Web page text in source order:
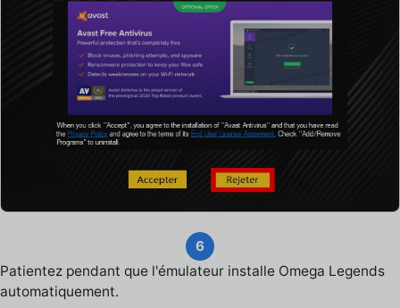
6
Patientez pendant que l'émulateur installe Omega Legends
automatiquement.